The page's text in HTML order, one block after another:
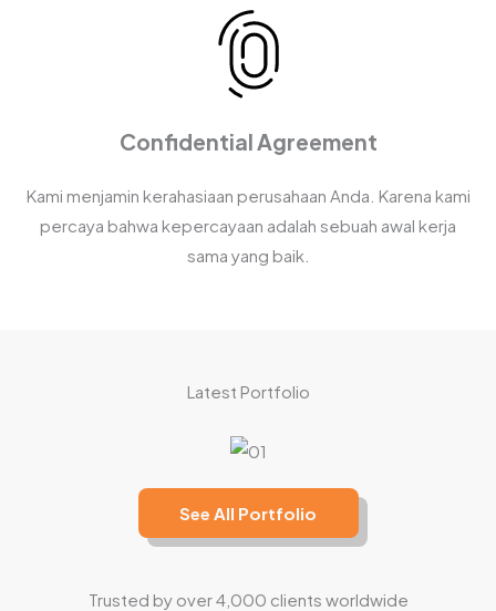
Confidential Agreement
Kami menjamin kerahasiaan perusahaan Anda. Karena kami
percaya bahwa kepercayaan adalah sebuah awal kerja
sama yang baik.
Latest Portfolio
See All Portfolio
Trusted by over 4,000 clients worldwide